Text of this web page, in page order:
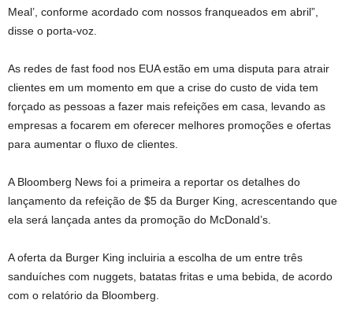
Meal’, conforme acordado com nossos franqueados em abril”,
disse o porta-voz.
As redes de fast food nos EUA estão em uma disputa para atrair
clientes em um momento em que a crise do custo de vida tem
forçado as pessoas a fazer mais refeições em casa, levando as
empresas a focarem em oferecer melhores promoções e ofertas
para aumentar o fluxo de clientes.
A Bloomberg News foi a primeira a reportar os detalhes do
lançamento da refeição de $5 da Burger King, acrescentando que
ela será lançada antes da promoção do McDonald’s.
A oferta da Burger King incluiria a escolha de um entre três
sanduíches com nuggets, batatas fritas e uma bebida, de acordo
com o relatório da Bloomberg.